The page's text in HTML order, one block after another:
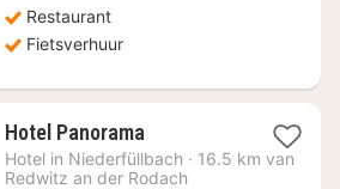
Restaurant
Fietsverhuur
Hotel Panorama1
nacht
vanaf
Hotel in Niederfüllbach · 16.5 km van
Redwitz an der Rodach